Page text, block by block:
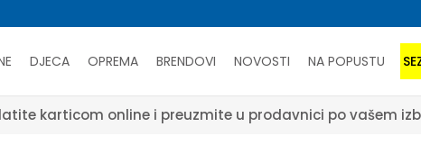
DJECA OPREMA BRENDOVI NOVOSTI NA POPUSTU
Platite karticom online i preuzmite u prodavnici po vašem